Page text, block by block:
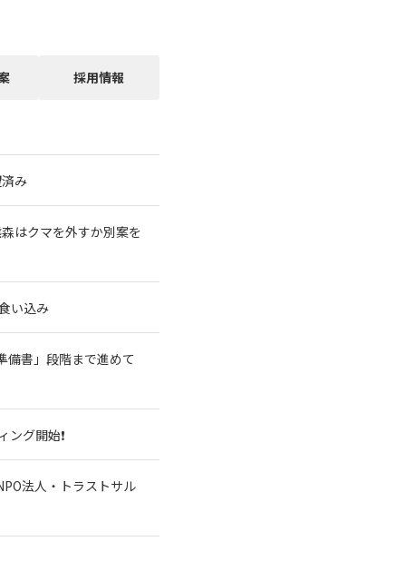
採用情報
み
はクマを外すか別案を
い込み
書」段階まで進めて
グ開始❗
法人・トラストサル